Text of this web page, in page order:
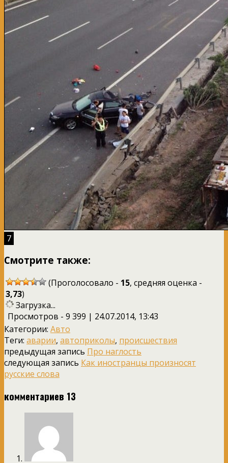
7
Смотрите также:
(Проголосовало - 15, средняя оценка -
3,73)
Загрузка...
Просмотров - 9 399 | 24.07.2014, 13:43
Категории: Авто
Теги: аварии, автоприколы, происшествия
предыдущая запись Про наглость
следующая запись Как иностранцы произносят
русские слова
комментариев 13